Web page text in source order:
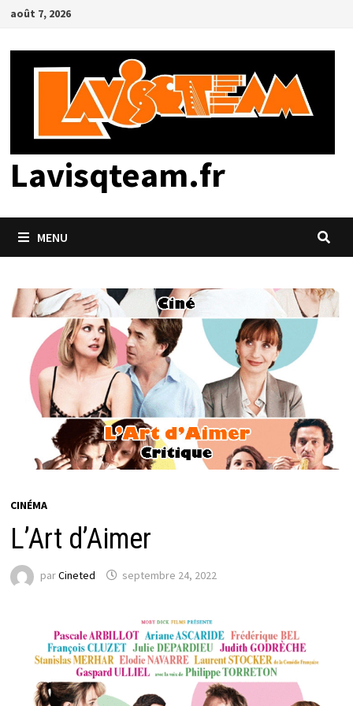
Passer
contenu
août 7, 2026
Lavisqteam.fr
MENU
CINÉMA
L’Art d’Aimer
parCineted septembre 24, 2022